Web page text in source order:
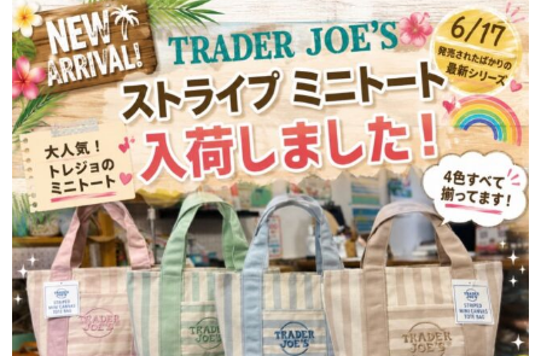
りがとうございました！
2026/05/12
松戸市よりお越しのお客様のiPhoneSE2のナノナインガラスコーティング
をさせて頂きました！ありがとうございました！
2026/05/11
白井市よりお越しのお客様のiPhone14の基板修理をさせて頂きました！あ
りがとうございました！
2026/05/11
柏市よりお越しのお客様のiPhone14のガラス交換をさせて頂きました！あ
りがとうございました！
2026/05/10
松戸市よりお越しのお客様のiPhone13の充電不良修理をさせて頂きまし
た！ありがとうございました！
2026/05/10
松戸市よりお越しのお客様のiPhoneSE2の液晶交換をさせて頂きました！
ありがとうございました！
2026/05/10